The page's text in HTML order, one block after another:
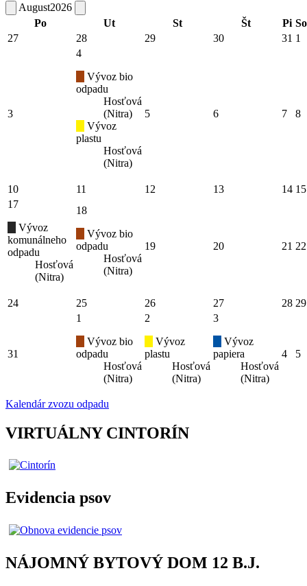
August2026
Po
Ut St Št Pi So
27
28 29 30 31 1
3
4
Vývoz bio
odpadu
Hosťová
(Nitra)
Vývoz
plastu
Hosťová
(Nitra)
5 6 7 8
10 11 12 13 14 15
17
Vývoz
komunálneho
odpadu
Hosťová
(Nitra)
18
Vývoz bio
odpadu
Hosťová
(Nitra)
19 20 21 22
24 25 26 27 28 29
31
1
Vývoz bio
odpadu
Hosťová
(Nitra)
2
Vývoz
plastu
Hosťová
(Nitra)
3
Vývoz
papiera
Hosťová
(Nitra)
4 5
Kalendár zvozu odpadu
VIRTUÁLNY CINTORÍN
Evidencia psov
NÁJOMNÝ BYTOVÝ DOM 12 B.J.